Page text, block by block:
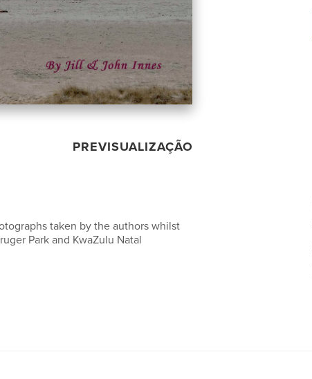
PREVISUALIZAÇÃO
taken by the authors whilst
Park and KwaZulu Natal